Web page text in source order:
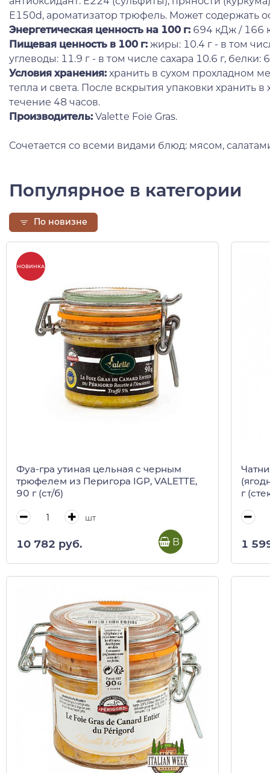
Е150d, ароматизатор трюфель. Может содержать
Энергетическая ценность на 100 г: 694 кДж / 166
Пищевая ценность в 100 г: жиры: 10.4 г - в том
углеводы: 11.9 г - в том числе сахара 10.6 г, белки:
Условия хранения: хранить в сухом прохладном
тепла и света. После вскрытия упаковки хранить
течение 48 часов.
Производитель: Valette Foie Gras.
Сочетается со всеми видами блюд: мясом,
Популярное в категории
По новизне
НОВИНКА
Фуа-гра утиная цельная с черным
трюфелем из Перигора IGP, VALETTE,
90 г (ст/б)
шт
10 782 руб. В корзину
г
1